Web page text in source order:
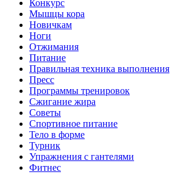
Конкурс
Мышцы кора
Новичкам
Ноги
Отжимания
Питание
Правильная техника выполнения
Пресс
Программы тренировок
Сжигание жира
Советы
Спортивное питание
Тело в форме
Турник
Упражнения с гантелями
Фитнес